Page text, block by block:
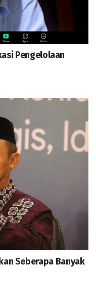
Pengelolaan
Seberapa Banyak